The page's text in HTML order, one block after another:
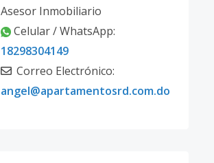
Asesor Inmobiliario
Celular / WhatsApp:
18298304149
Correo Electrónico:
angel@apartamentosrd.com.do